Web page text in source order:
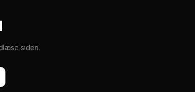
siden.